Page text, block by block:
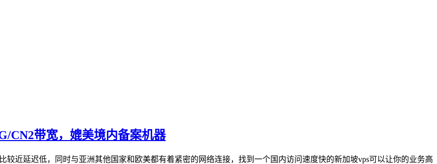
CN2带宽，媲美境内备案机器
较近延迟低，同时与亚洲其他国家和欧美都有着紧密的网络连接，找到一个国内访问速度快的新加坡vps可以让你的业务高